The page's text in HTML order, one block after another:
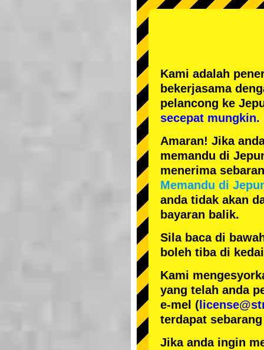
Kami adalah
bekerjasama
pelancong ke
secepat mungkin.
Amaran! Jika
memandu di
menerima
Memandu di
anda tidak akan
bayaran balik.
Sila baca di
boleh tiba di
Kami
yang telah anda
e-mel (
terdapat
Jika anda ingin